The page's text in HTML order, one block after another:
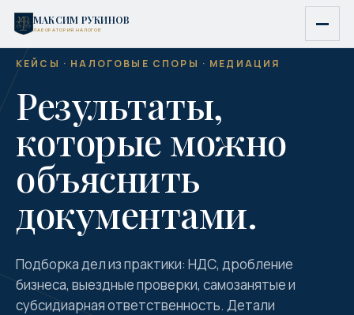
МАКСИМ РУКИНОВ
ЛАБОРАТОРИЯ НАЛОГОВ
КЕЙСЫ · НАЛОГОВЫЕ СПОРЫ · МЕДИАЦИЯ
Результаты,
которые можно
объяснить
документами.
Подборка дел из практики: НДС, дробление
бизнеса, выездные проверки, самозанятые и
субсидиарная ответственность. Детали